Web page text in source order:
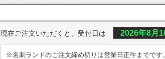
現在ご注文いただくと、受付日は 2026年8月
※名刺ランドのご注文締め切りは営業日正午までです。